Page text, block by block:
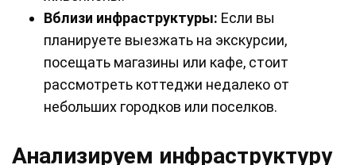
Вблизи инфраструктуры: Если вы
планируете выезжать на экскурсии,
посещать магазины или кафе, стоит
рассмотреть коттеджи недалеко от
небольших городков или поселков.
Анализируем инфраструктуру